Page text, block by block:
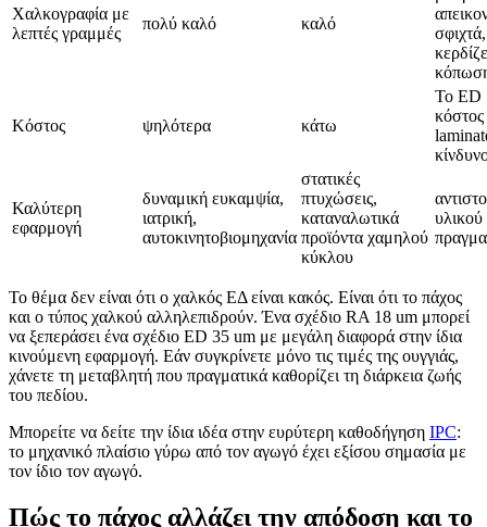
Χαλκογραφία με
λεπτές γραμμές
πολύ καλό καλό
Κόστος ψηλότερα κάτω
Το ED
κόστος
Καλύτερη
εφαρμογή
δυναμική ευκαμψία,
ιατρική,
αυτοκινητοβιομηχανία
στατικές
πτυχώσεις,
καταναλωτικά
προϊόντα χαμηλού
κύκλου
Το θέμα δεν είναι ότι ο χαλκός ΕΔ είναι κακός. Είναι ότι το πάχος
και ο τύπος χαλκού αλληλεπιδρούν. Ένα σχέδιο RA 18 um μπορεί
να ξεπεράσει ένα σχέδιο ED 35 um με μεγάλη διαφορά στην ίδια
κινούμενη εφαρμογή. Εάν συγκρίνετε μόνο τις τιμές της ουγγιάς,
χάνετε τη μεταβλητή που πραγματικά καθορίζει τη διάρκεια ζωής
του πεδίου.
Μπορείτε να δείτε την ίδια ιδέα στην ευρύτερη καθοδήγηση IPC:
το μηχανικό πλαίσιο γύρω από τον αγωγό έχει εξίσου σημασία με
τον ίδιο τον αγωγό.
Πώς το πάχος αλλάζει την απόδοση και το